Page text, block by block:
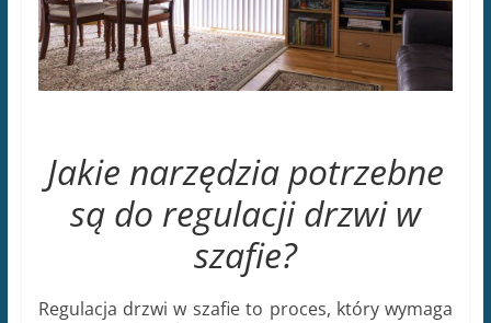
Jakie narzędzia potrzebne
są do regulacji drzwi w
szafie?
Regulacja drzwi w szafie to proces, który wymaga